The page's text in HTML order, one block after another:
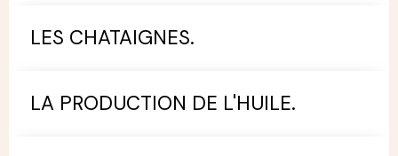
LES CHATAIGNES.
LA PRODUCTION DE L'HUILE.